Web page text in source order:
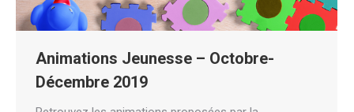
Animations Jeunesse – Octobre-
Décembre 2019